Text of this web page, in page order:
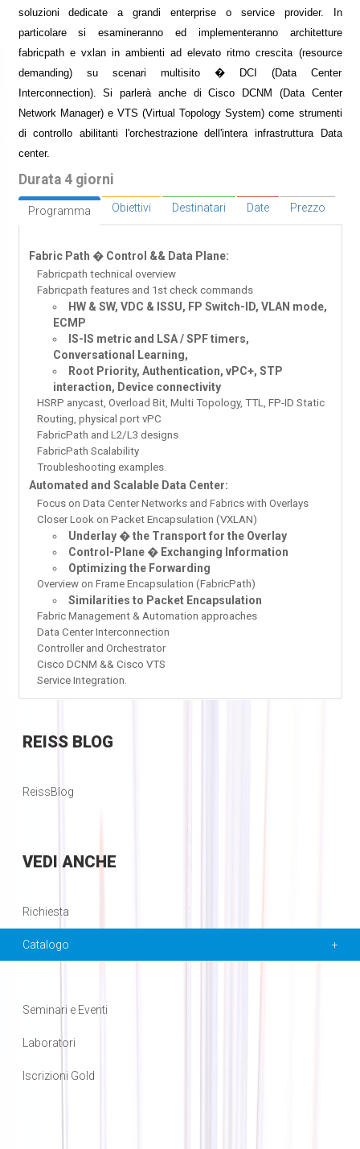
soluzioni dedicate a grandi enterprise o service provider. In
particolare si esamineranno ed implementeranno architetture
fabricpath e vxlan in ambienti ad elevato ritmo crescita (resource
demanding) su scenari multisito � DCI (Data Center
Interconnection). Si parlerà anche di Cisco DCNM (Data Center
Network Manager) e VTS (Virtual Topology System) come strumenti
di controllo abilitanti l'orchestrazione dell'intera infrastruttura Data
center.
Durata 4 giorni
Programma Obiettivi Destinatari Date Prezzo
Fabric Path � Control && Data Plane:
Fabricpath technical overview
Fabricpath features and 1st check commands
HW & SW, VDC & ISSU, FP Switch-ID, VLAN mode,
ECMP
IS-IS metric and LSA / SPF timers,
Conversational Learning,
Root Priority, Authentication, vPC+, STP
interaction, Device connectivity
HSRP anycast, Overload Bit, Multi Topology, TTL, FP-ID Static
Routing, physical port vPC
FabricPath and L2/L3 designs
FabricPath Scalability
Troubleshooting examples.
Automated and Scalable Data Center:
Focus on Data Center Networks and Fabrics with Overlays
Closer Look on Packet Encapsulation (VXLAN)
Underlay � the Transport for the Overlay
Control-Plane � Exchanging Information
Optimizing the Forwarding
Overview on Frame Encapsulation (FabricPath)
Similarities to Packet Encapsulation
Fabric Management & Automation approaches
Data Center Interconnection
Controller and Orchestrator
Cisco DCNM && Cisco VTS
Service Integration.
REISSBLOG
ReissBlog
VEDI ANCHE
Richiesta
Catalogo
Seminari e Eventi
Laboratori
Iscrizioni Gold